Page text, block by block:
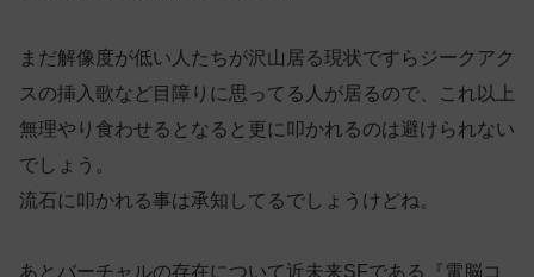
まだ解像度が低い人たちが沢山居る現状ですらジークアク
スの挿入歌など目障りに思ってる人が居るので、これ以上
無理やり食わせるとなると更に叩かれるのは避けられない
でしょう。
流石に叩かれる事は承知してるでしょうけどね。
あとバーチャルの存在について近未来SFである『電脳コ